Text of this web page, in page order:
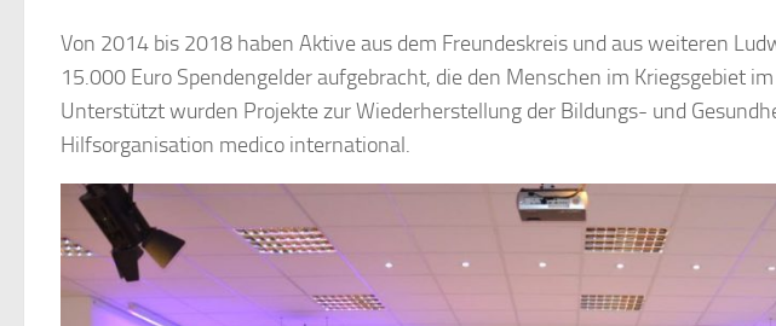
Von 2014 bis 2018 haben Aktive aus dem Freundeskreis und aus weiteren
15.000 Euro Spendengelder aufgebracht, die den Menschen im Kriegsgebiet
Unterstützt wurden Projekte zur Wiederherstellung der Bildungs- und
Hilfsorganisation medico international.